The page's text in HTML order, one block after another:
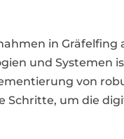
in
und Systemen
von
um die